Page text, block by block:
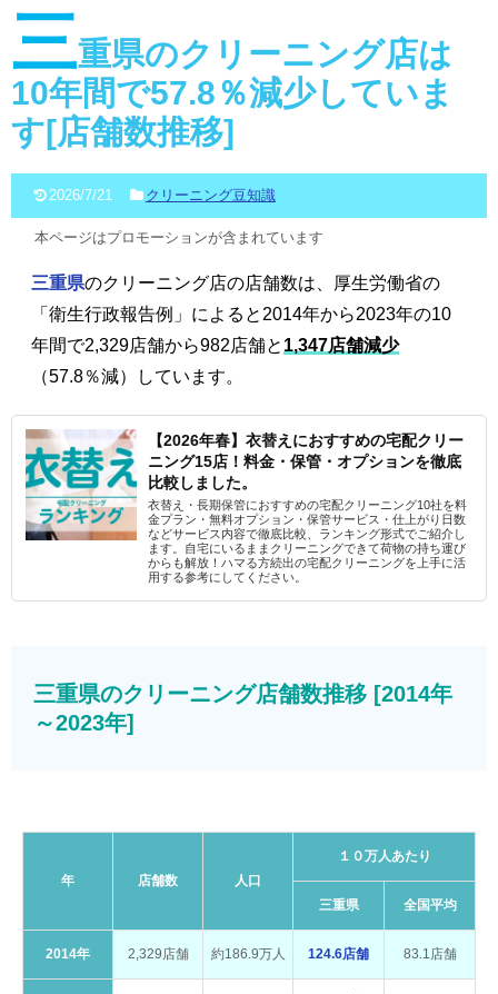
三重県のクリーニング店は
10年間で57.8％減少していま
す[店舗数推移]
2026/7/21 クリーニング豆知識
本ページはプロモーションが含まれています
三重県のクリーニング店の店舗数は、厚生労働省の
「衛生行政報告例」によると2014年から2023年の10
年間で2,329店舗から982店舗と 1,347店舗減少
（57.8％減）しています。
【2026年春】衣替えにおすすめの宅配クリー
ニング15店！料金・保管・オプションを徹底
比較しました。
衣替え・長期保管におすすめの宅配クリーニング10社を料
金プラン・無料オプション・保管サービス・仕上がり日数
などサービス内容で徹底比較、ランキング形式でご紹介し
ます。自宅にいるままクリーニングできて荷物の持ち運び
からも解放！ハマる方続出の宅配クリーニングを上手に活
用する参考にしてください。
三重県のクリーニング店舗数推移 [2014年
～2023年]
年 店舗数 人口
１０万人あたり
三重県 全国平均
2014年 2,329店舗 約186.9万人 124.6店舗 83.1店舗